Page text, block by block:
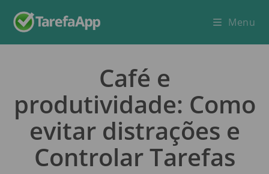
Menu
Café e
produtividade: Como
evitar distrações e
Controlar Tarefas